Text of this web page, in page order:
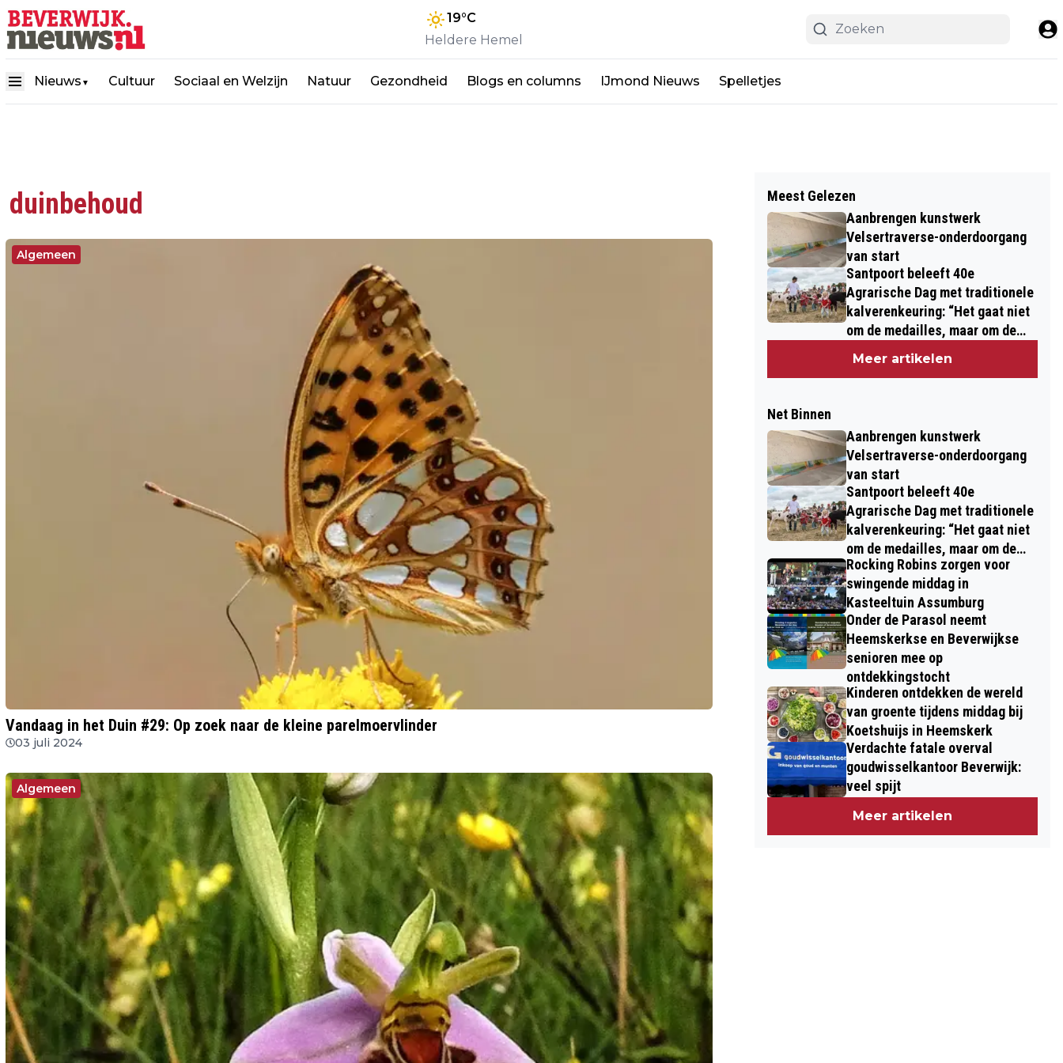
19°C
Heldere Hemel
Nieuws ▼ Cultuur Sociaal en Welzijn Natuur Gezondheid Blogs en columns IJmond Nieuws Spelletjes
duinbehoud
Algemeen
Vandaag in het Duin #29: Op zoek naar de kleine parelmoervlinder
03 juli 2024
Algemeen
Meest Gelezen
Aanbrengen kunstwerk
Velsertraverse-onderdoorgang
van start
Santpoort beleeft 40e
Agrarische Dag met traditionele
kalverenkeuring: “Het gaat niet
om de medailles, maar om de
Meer artikelen
Net Binnen
Aanbrengen kunstwerk
Velsertraverse-onderdoorgang
van start
Santpoort beleeft 40e
Agrarische Dag met traditionele
kalverenkeuring: “Het gaat niet
om de medailles, maar om de
kinderen”
Rocking Robins zorgen voor
swingende middag in
Kasteeltuin Assumburg
Onder de Parasol neemt
Heemskerkse en Beverwijkse
senioren mee op
ontdekkingstocht
Kinderen ontdekken de wereld
van groente tijdens middag bij
Koetshuijs in Heemskerk
Verdachte fatale overval
goudwisselkantoor Beverwijk:
veel spijt
Meer artikelen